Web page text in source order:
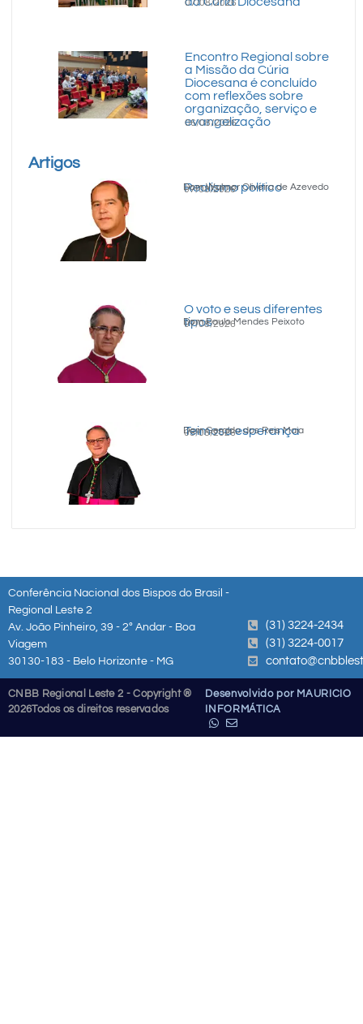
07/08/2026
Encontro Regional sobre
a Missão da Cúria
Diocesana é concluído
com reflexões sobre
organização, serviço e
evangelização
06/08/2026
Artigos
Realismo político
Dom Walmor Oliveira de Azevedo
07/08/2026
O voto e seus diferentes
tipos
Dom Paulo Mendes Peixoto
07/08/2026
Teimosa esperança
Dom Geraldo dos Reis Maia
05/08/2026
Conferência Nacional dos Bispos do Brasil -
Regional Leste 2
Av. João Pinheiro, 39 - 2º Andar - Boa
Viagem
30130-183 - Belo Horizonte - MG
(31) 3224-2434
(31) 3224-0017
CNBB Regional Leste 2 - Copyright ®
2026Todos os direitos reservados
Desenvolvido por MAURICIO
INFORMÁTICA